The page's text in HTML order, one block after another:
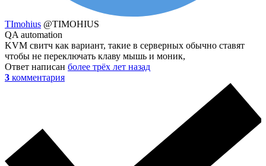
TImohius @TIMOHIUS
QA automation
KVM свитч как вариант, такие в серверных обычно ставят
чтобы не переключать клаву мышь и моник,
Ответ написан более трёх лет назад
3 комментария